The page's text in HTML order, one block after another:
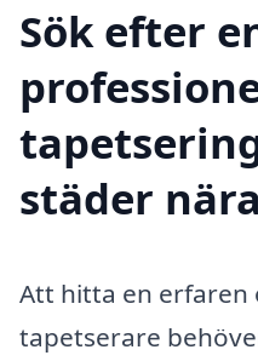
Sök efter
städer
Att hitta en erfaren
tapetserare